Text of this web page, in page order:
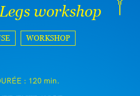
workshop
WORKSHOP
: 120 min.